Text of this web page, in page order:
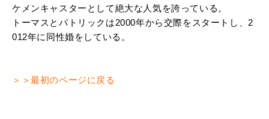
ケメンキャスターとして絶大な人気を誇っている。
トーマスとパトリックは2000年から交際をスタートし、2
012年に同性婚をしている。
＞＞最初のページに戻る